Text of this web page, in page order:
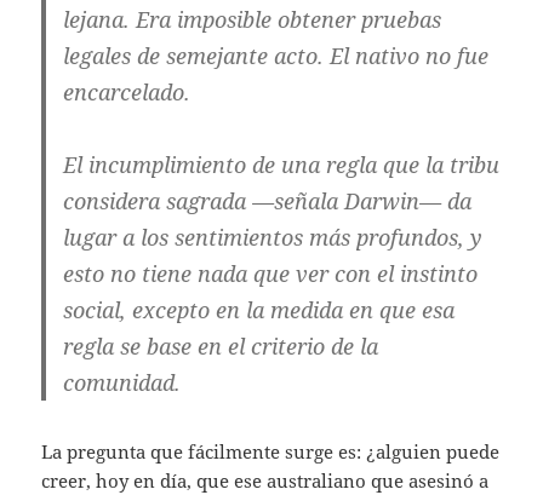
lejana. Era imposible obtener pruebas
legales de semejante acto. El nativo no fue
encarcelado.
El incumplimiento de una regla que la tribu
considera sagrada —señala Darwin— da
lugar a los sentimientos más profundos, y
esto no tiene nada que ver con el instinto
social, excepto en la medida en que esa
regla se base en el criterio de la
comunidad.
La pregunta que fácilmente surge es: ¿alguien puede
creer, hoy en día, que ese australiano que asesinó a